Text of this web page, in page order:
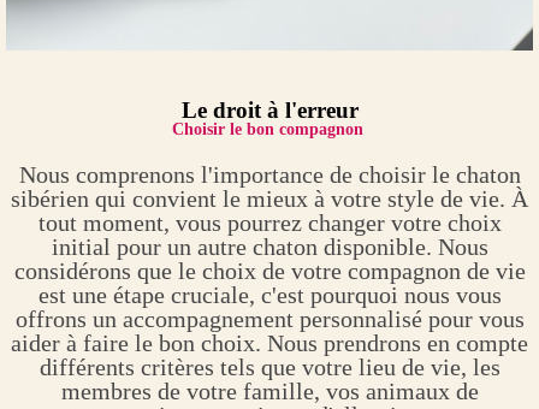
Le droit à l'erreur
Choisir le bon compagnon
Nous comprenons l'importance de choisir le chaton
sibérien qui convient le mieux à votre style de vie. À
tout moment, vous pourrez changer votre choix
initial pour un autre chaton disponible. Nous
considérons que le choix de votre compagnon de vie
est une étape cruciale, c'est pourquoi nous vous
offrons un accompagnement personnalisé pour vous
aider à faire le bon choix. Nous prendrons en compte
différents critères tels que votre lieu de vie, les
membres de votre famille, vos animaux de